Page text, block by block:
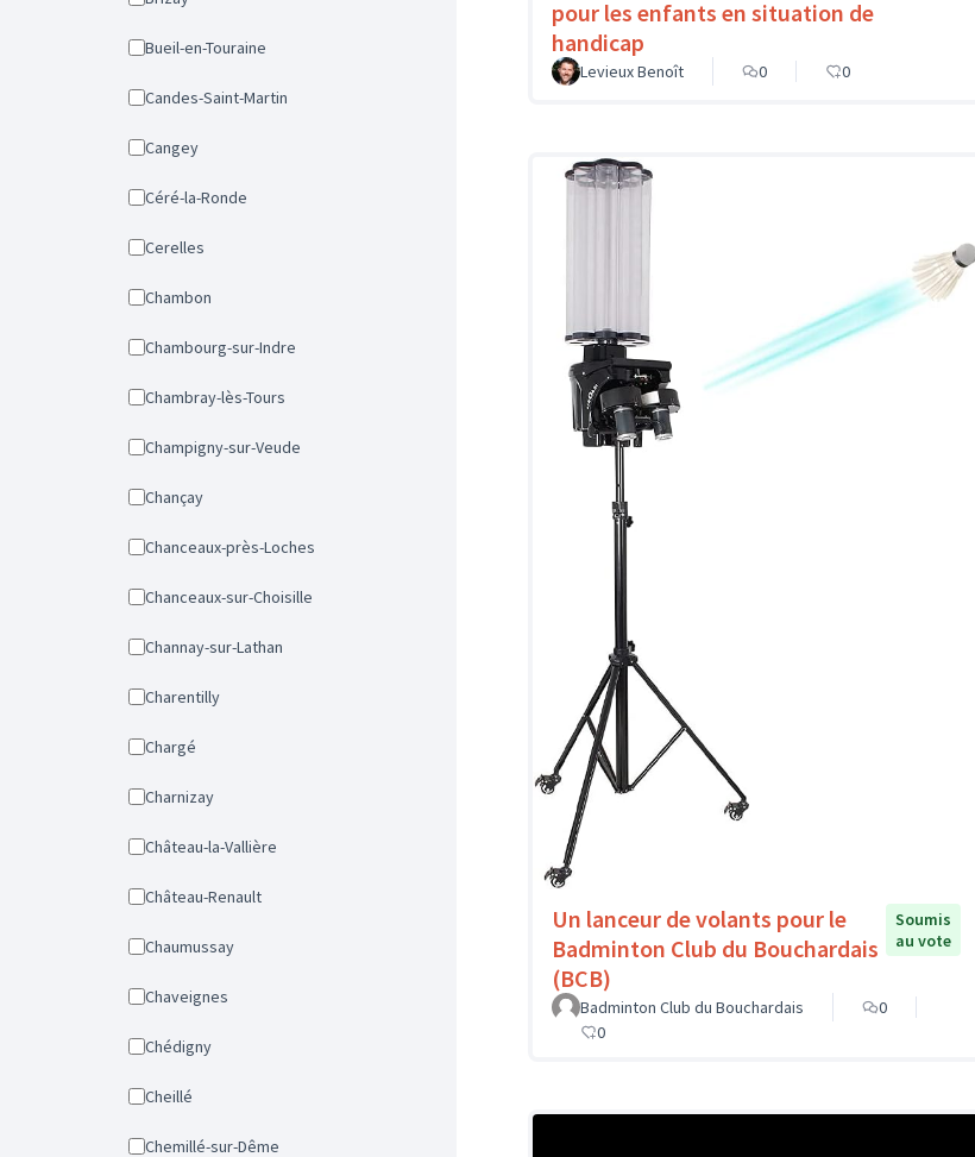
Bueil-en-Touraine
Candes-Saint-Martin
Cangey
Céré-la-Ronde
Cerelles
Chambon
Chambourg-sur-Indre
Chambray-lès-Tours
Champigny-sur-Veude
Chançay
Chanceaux-près-Loches
Chanceaux-sur-Choisille
Channay-sur-Lathan
Charentilly
Chargé
Charnizay
Château-la-Vallière
Château-Renault
Chaumussay
Chaveignes
Chédigny
Cheillé
Chemillé-sur-Dême
pour les enfants en situation de
handicap
Levieux Benoît 0 0
Un lanceur de volants pour le
Badminton Club du Bouchardais
(BCB)
Soumis
au vote
Badminton Club du Bouchardais
0
0